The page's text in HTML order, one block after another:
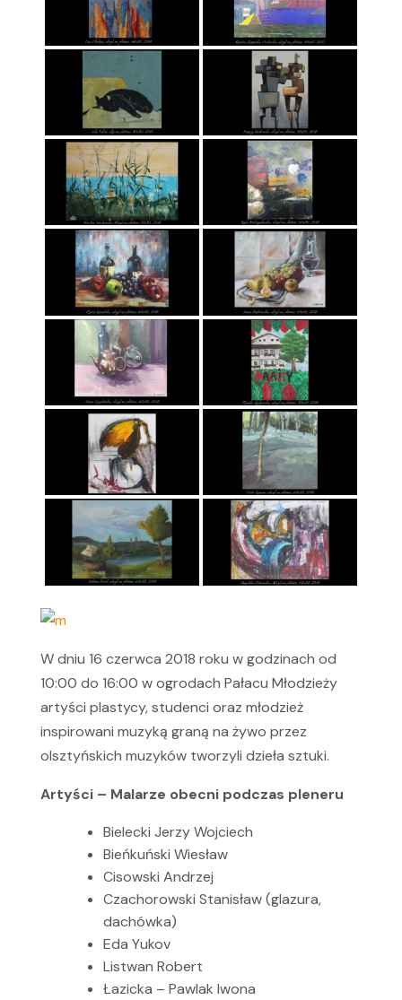
W dniu 16 czerwca 2018 roku w godzinach od
10:00 do 16:00 w ogrodach Pałacu Młodzieży
artyści plastycy, studenci oraz młodzież
inspirowani muzyką graną na żywo przez
olsztyńskich muzyków tworzyli dzieła sztuki.
Artyści – Malarze obecni podczas pleneru
Bielecki Jerzy Wojciech
Bieńkuński Wiesław
Cisowski Andrzej
Czachorowski Stanisław (glazura,
dachówka)
Eda Yukov
Listwan Robert
Łazicka – Pawlak Iwona